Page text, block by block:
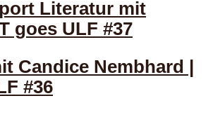
Literatur mit
goes ULF #37
Candice Nembhard |
#36